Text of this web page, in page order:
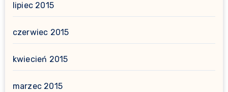
lipiec 2015
czerwiec 2015
kwiecień 2015
marzec 2015